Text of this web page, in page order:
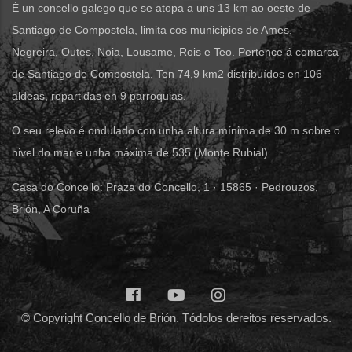
É un concello galego que se atopa a uns 13 km ao oeste de
Santiago de Compostela, limita cos municipios de Ames,
Negreira, Outes, Noia, Lousame, Rois e Teo. Pertence á comarca
de Santiago de Compostela. Ten 74,9 km2 distribuídos en 106
aldeas, repartidas en 9 parroquias.
O seu relevo é ondulado con unha altura mínima de 30 m sobre o
nivel do mar e unha máxima de 535 (Monte Rubial).
Casa do Concello: Praza do Concello, 1 · 15865 · Pedrouzos,
Brión, A Coruña
© Copyright Concello de Brión. Tódolos dereitos reservados.